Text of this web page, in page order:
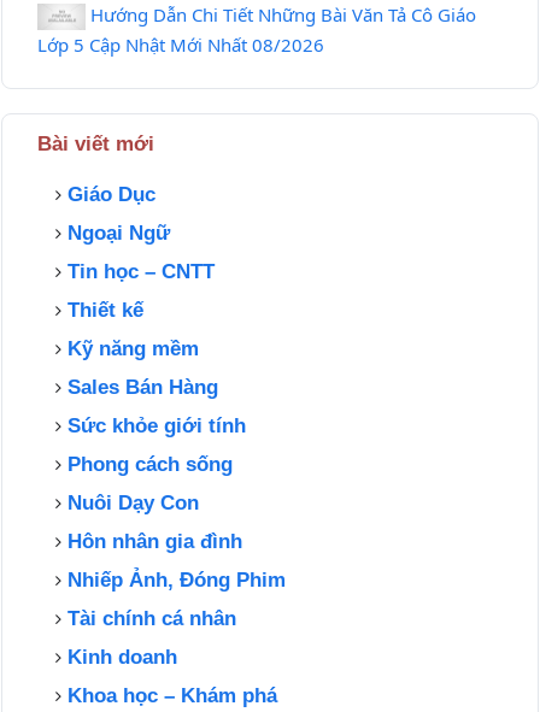
Hướng Dẫn Chi Tiết Những Bài Văn Tả Cô Giáo
Lớp 5 Cập Nhật Mới Nhất 08/2026
Bài viết mới
Giáo Dục
Ngoại Ngữ
Tin học – CNTT
Thiết kế
Kỹ năng mềm
Sales Bán Hàng
Sức khỏe giới tính
Phong cách sống
Nuôi Dạy Con
Hôn nhân gia đình
Nhiếp Ảnh, Đóng Phim
Tài chính cá nhân
Kinh doanh
Khoa học – Khám phá